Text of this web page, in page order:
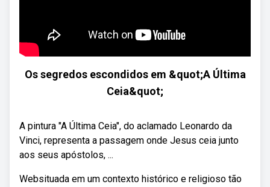
Os segredos escondidos em &quot;A Última
Ceia&quot;
A pintura "A Última Ceia", do aclamado Leonardo da
Vinci, representa a passagem onde Jesus ceia junto
aos seus apóstolos, ...
Websituada em um contexto histórico e religioso tão